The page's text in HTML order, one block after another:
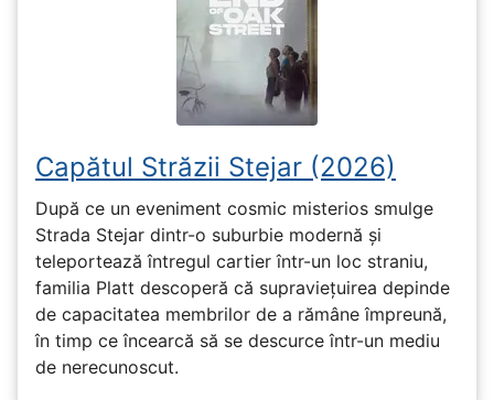
Capătul Străzii Stejar (2026)
După ce un eveniment cosmic misterios smulge
Strada Stejar dintr-o suburbie modernă și
teleportează întregul cartier într-un loc straniu,
familia Platt descoperă că supraviețuirea depinde
de capacitatea membrilor de a rămâne împreună,
în timp ce încearcă să se descurce într-un mediu
de nerecunoscut.